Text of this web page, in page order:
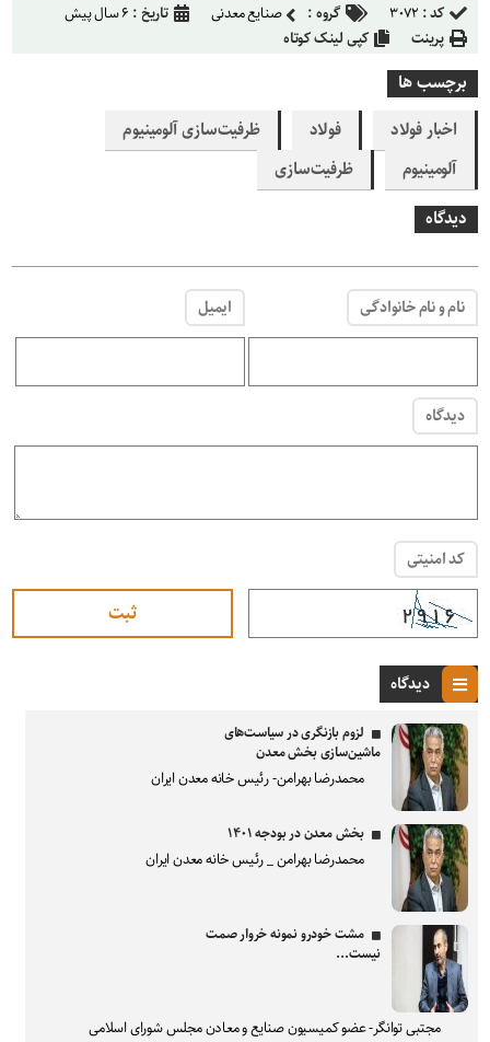
کد : ۳۰۷۲ گروه : صنایع معدنی تاریخ : ۶ سال پیش
پرینت
کپی لینک کوتاه
برچسب ها
اخبار فولاد
فولاد
ظرفیت‌سازی آلومینیوم
آلومینیوم
ظرفیت‌سازی
دیدگاه
نام و نام خانوادگی ایمیل
دیدگاه
کد امنیتی
دیدگاه
لزوم بازنگری در سیاست‌های
ماشین‌سازی بخش معدن
محمدرضا بهرامن- رئیس خانه معدن ایران
بخش معدن در بودجه ۱۴۰۱
محمدرضا بهرامن _ رئیس خانه معدن ایران
مشت خودرو نمونه خروار صمت
نیست...
مجتبی توانگر- عضو کمیسیون صنایع و معادن مجلس شورای اسلامی